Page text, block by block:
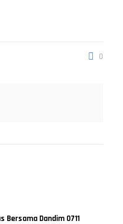
0
Bersama Dandim 0711